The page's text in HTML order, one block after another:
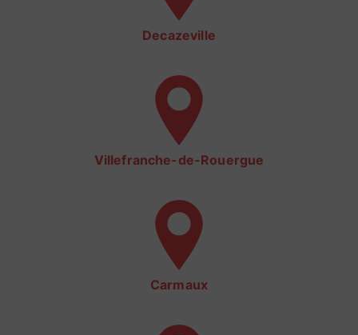
Decazeville
Villefranche-de-Rouergue
Carmaux